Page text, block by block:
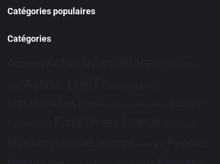
Catégories populaires
Catégories
Actions Actus Internationales Afrique
Asie Assos. LGBT Bioéthique Brève
Communiqués Culture Dialogues France-Brésil Europe
Evénements Faits Divers France Hommage
HumanophobieJustice Partenariat People